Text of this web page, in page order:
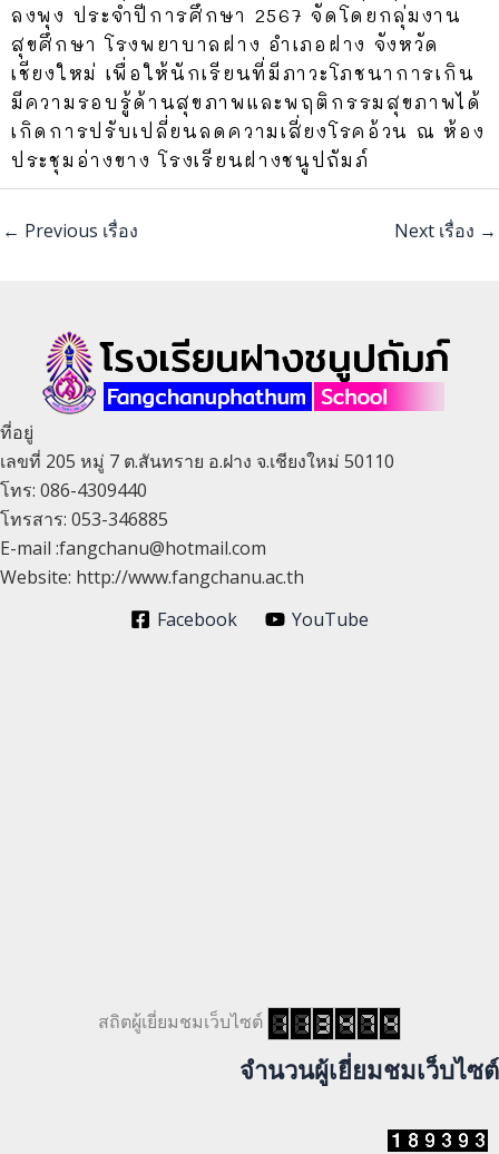
ลงพุง ประจำปีการศึกษา 2567 จัดโดยกลุ่มงาน
สุขศึกษา โรงพยาบาลฝาง อำเภอฝาง จังหวัด
เชียงใหม่ เพื่อให้นักเรียนที่มีภาวะโภชนาการเกิน
มีความรอบรู้ด้านสุขภาพและพฤติกรรมสุขภาพได้
เกิดการปรับเปลี่ยนลดความเสี่ยงโรคอ้วน ณ ห้อง
ประชุมอ่างขาง โรงเรียนฝางชนูปถัมภ์
← Previous เรื่อง Next เรื่อง →
ที่อยู่
เลขที่ 205 หมู่ 7 ต.สันทราย อ.ฝาง จ.เชียงใหม่ 50110
โทร: 086-4309440
โทรสาร: 053-346885
E-mail :fangchanu@hotmail.com
Website: http://www.fangchanu.ac.th
Facebook
YouTube
สถิตผู้เยี่ยมชมเว็บไซต์
จำนวนผู้เยี่ยมชมเว็บไซต์